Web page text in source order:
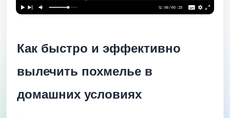
Как быстро и эффективно
вылечить похмелье в
домашних условиях